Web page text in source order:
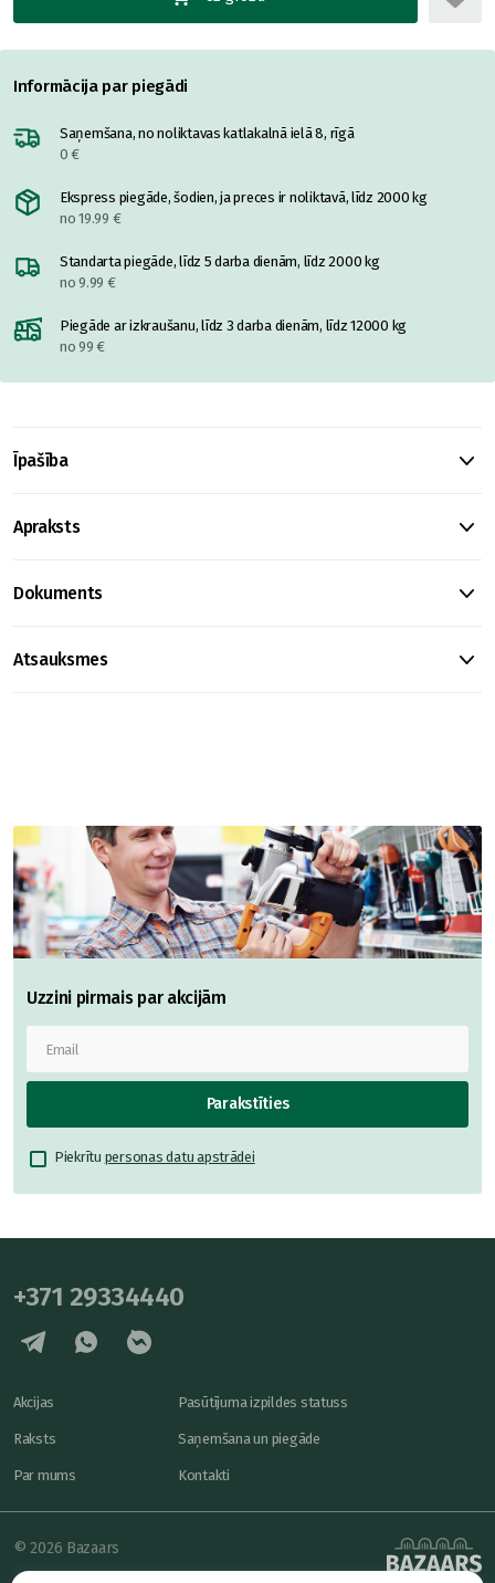
Informācija par piegādi
Saņemšana, no noliktavas katlakalnā ielā 8, rīgā
0 €
Ekspress piegāde, šodien, ja preces ir noliktavā, līdz 2000 kg
no 19.99 €
Standarta piegāde, līdz 5 darba dienām, līdz 2000 kg
no 9.99 €
Piegāde ar izkraušanu, līdz 3 darba dienām, līdz 12000 kg
no 99 €
Īpašība
Apraksts
Dokuments
Atsauksmes
Uzzini pirmais par akcijām
Parakstīties
Piekrītu personas datu apstrādei
+371 29334440
Akcijas
Raksts
Par mums
Pasūtījuma izpildes statuss
Saņemšana un piegāde
Kontakti
© 2026 Bazaars